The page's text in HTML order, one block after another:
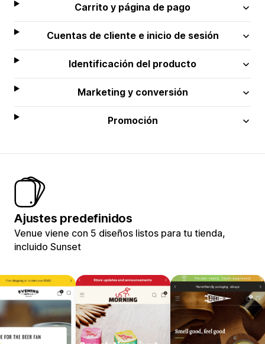
Carrito y página de pago
Cuentas de cliente e inicio de sesión
Identificación del producto
Marketing y conversión
Promoción
Ajustes predefinidos
Venue viene con 5 diseños listos para tu tienda,
incluido Sunset